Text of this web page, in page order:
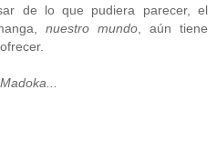
de lo que pudiera parecer, el
nuestro mundo , aún tiene